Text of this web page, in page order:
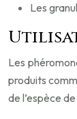
Les
Les
produits
de l’espèce